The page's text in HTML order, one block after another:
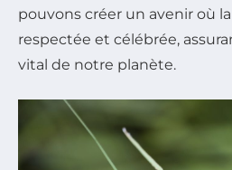
pouvons créer un avenir où la
respectée et célébrée,
vital de notre planète.